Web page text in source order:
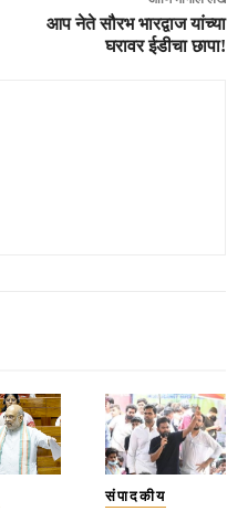
आप नेते सौरभ भारद्वाज यांच्या
घरावर ईडीचा छापा!
संपादकीय